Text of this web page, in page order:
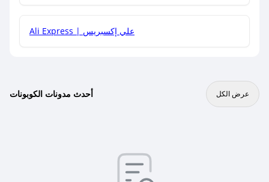
Ali Express | علي إكسبريس
أحدث مدونات الكوبونات عرض الكل